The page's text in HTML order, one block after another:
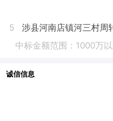
5
涉县河南店镇河三村周
中标金额范围：1000万
诚信信息